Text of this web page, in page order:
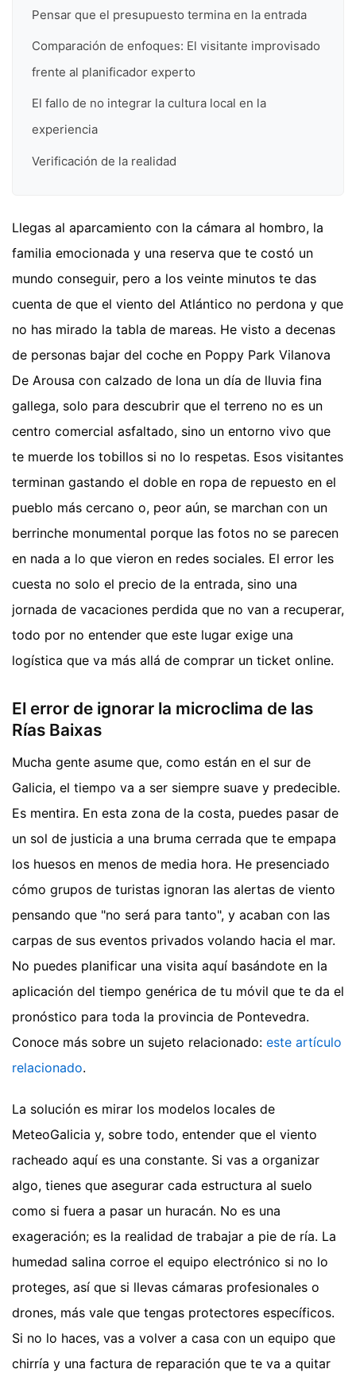
Pensar que el presupuesto termina en la entrada
Comparación de enfoques: El visitante improvisado
frente al planificador experto
El fallo de no integrar la cultura local en la
experiencia
Verificación de la realidad
Llegas al aparcamiento con la cámara al hombro, la
familia emocionada y una reserva que te costó un
mundo conseguir, pero a los veinte minutos te das
cuenta de que el viento del Atlántico no perdona y que
no has mirado la tabla de mareas. He visto a decenas
de personas bajar del coche en Poppy Park Vilanova
De Arousa con calzado de lona un día de lluvia fina
gallega, solo para descubrir que el terreno no es un
centro comercial asfaltado, sino un entorno vivo que
te muerde los tobillos si no lo respetas. Esos visitantes
terminan gastando el doble en ropa de repuesto en el
pueblo más cercano o, peor aún, se marchan con un
berrinche monumental porque las fotos no se parecen
en nada a lo que vieron en redes sociales. El error les
cuesta no solo el precio de la entrada, sino una
jornada de vacaciones perdida que no van a recuperar,
todo por no entender que este lugar exige una
logística que va más allá de comprar un ticket online.
El error de ignorar la microclima de las
Rías Baixas
Mucha gente asume que, como están en el sur de
Galicia, el tiempo va a ser siempre suave y predecible.
Es mentira. En esta zona de la costa, puedes pasar de
un sol de justicia a una bruma cerrada que te empapa
los huesos en menos de media hora. He presenciado
cómo grupos de turistas ignoran las alertas de viento
pensando que "no será para tanto", y acaban con las
carpas de sus eventos privados volando hacia el mar.
No puedes planificar una visita aquí basándote en la
aplicación del tiempo genérica de tu móvil que te da el
pronóstico para toda la provincia de Pontevedra.
Conoce más sobre un sujeto relacionado: este artículo
relacionado.
La solución es mirar los modelos locales de
MeteoGalicia y, sobre todo, entender que el viento
racheado aquí es una constante. Si vas a organizar
algo, tienes que asegurar cada estructura al suelo
como si fuera a pasar un huracán. No es una
exageración; es la realidad de trabajar a pie de ría. La
humedad salina corroe el equipo electrónico si no lo
proteges, así que si llevas cámaras profesionales o
drones, más vale que tengas protectores específicos.
Si no lo haces, vas a volver a casa con un equipo que
chirría y una factura de reparación que te va a quitar